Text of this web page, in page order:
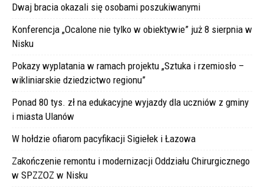
Dwaj bracia okazali się osobami poszukiwanymi
Konferencja „Ocalone nie tylko w obiektywie” już 8 sierpnia w
Nisku
Pokazy wyplatania w ramach projektu „Sztuka i rzemiosło –
wikliniarskie dziedzictwo regionu”
Ponad 80 tys. zł na edukacyjne wyjazdy dla uczniów z gminy
i miasta Ulanów
W hołdzie ofiarom pacyfikacji Sigiełek i Łazowa
Zakończenie remontu i modernizacji Oddziału Chirurgicznego
w SPZZOZ w Nisku